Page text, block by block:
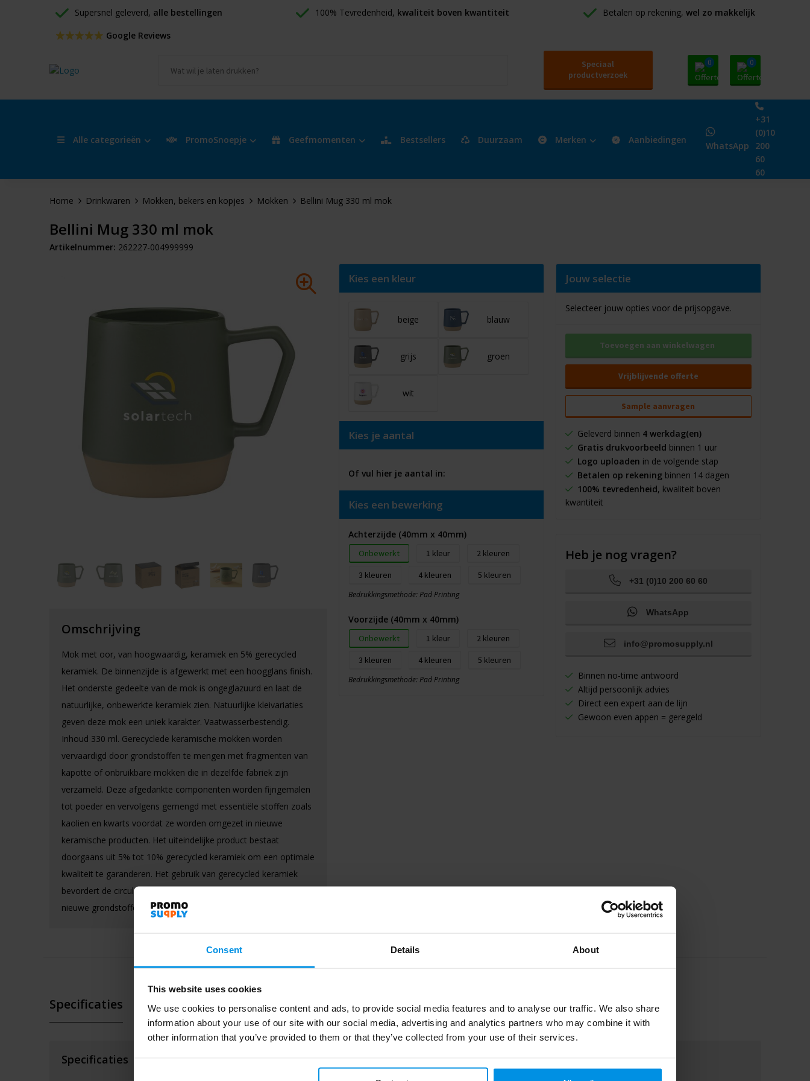
Consent Details About
This website uses cookies
We use cookies to personalise content and ads, to provide social media features and to analyse our traffic. We also share
information about your use of our site with our social media, advertising and analytics partners who may combine it with
other information that you’ve provided to them or that they’ve collected from your use of their services.
Supersnel geleverd, alle bestellingen 100% Tevredenheid, kwaliteit boven kwantiteit Betalen op rekening, wel zo makkelijk
Google Reviews
Speciaal
productverzoek
0 0
Alle categorieën PromoSnoepje Geefmomenten Bestsellers Duurzaam Merken Aanbiedingen
WhatsApp
+31
(0)10
200
60
60
Home Drinkwaren Mokken, bekers en kopjes Mokken Bellini Mug 330 ml mok
Bellini Mug 330 ml mok
Artikelnummer: 262227-004999999
Omschrijving
Mok met oor, van hoogwaardig, keramiek en 5% gerecycled
keramiek. De binnenzijde is afgewerkt met een hoogglans finish.
Het onderste gedeelte van de mok is ongeglazuurd en laat de
natuurlijke, onbewerkte keramiek zien. Natuurlijke kleivariaties
geven deze mok een uniek karakter. Vaatwasserbestendig.
Inhoud 330 ml. Gerecyclede keramische mokken worden
vervaardigd door grondstoffen te mengen met fragmenten van
kapotte of onbruikbare mokken die in dezelfde fabriek zijn
verzameld. Deze afgedankte componenten worden fijngemalen
tot poeder en vervolgens gemengd met essentiële stoffen zoals
kaolien en kwarts voordat ze worden omgezet in nieuwe
keramische producten. Het uiteindelijke product bestaat
doorgaans uit 5% tot 10% gerecycled keramiek om een optimale
kwaliteit te garanderen. Het gebruik van gerecycled keramiek
bevordert de circulaire economie en vermindert de behoefte aan
nieuwe grondstoffen.
Kies een kleur
beige blauw
grijs groen
wit
Kies je aantal
Of vul hier je aantal in:
Kies een bewerking
Achterzijde (40mm x 40mm)
Onbewerkt 1
2
3
4 5
Bedrukkingsmethode: Pad Printing
Voorzijde (40mm x 40mm)
Onbewerkt 1
2
3
4 5
Bedrukkingsmethode: Pad Printing
Jouw selectie
Selecteer jouw opties voor de prijsopgave.
Toevoegen aan winkelwagen
Vrijblijvende offerte
Sample aanvragen
Geleverd binnen 4 werkdag(en)
Gratis drukvoorbeeld binnen 1 uur
Logo uploaden in de volgende stap
Betalen op rekeningbinnen 14 dagen
100% tevredenheid, kwaliteit boven
kwantiteit
Heb je nog vragen?
+31 (0)10 200 60 60
WhatsApp
info@promosupply.nl
Binnen no-time antwoord
Altijd persoonlijk advies
Direct een expert aan de lijn
Gewoon even appen = geregeld
Specificaties
Specificaties